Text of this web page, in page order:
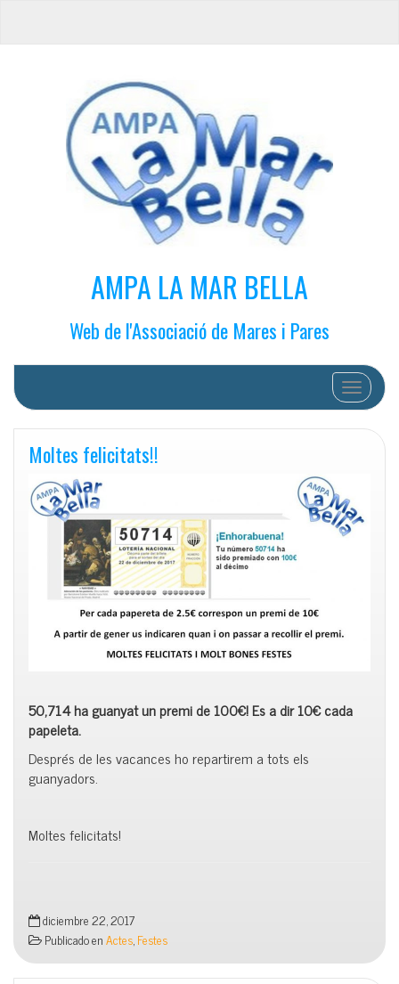
AMPA LA MAR BELLA
Web de l'Associació de Mares i Pares
Cambiar
Moltes felicitats!!
50,714 ha guanyat un premi de 100€! Es a dir 10€ cada
papeleta.
Després de les vacances ho repartirem a tots els
guanyadors.
Moltes felicitats!
diciembre 22, 2017
Publicado enActes,Festes